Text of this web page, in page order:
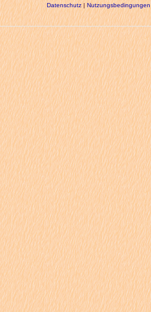
Datenschutz|Nutzungsbedingungen